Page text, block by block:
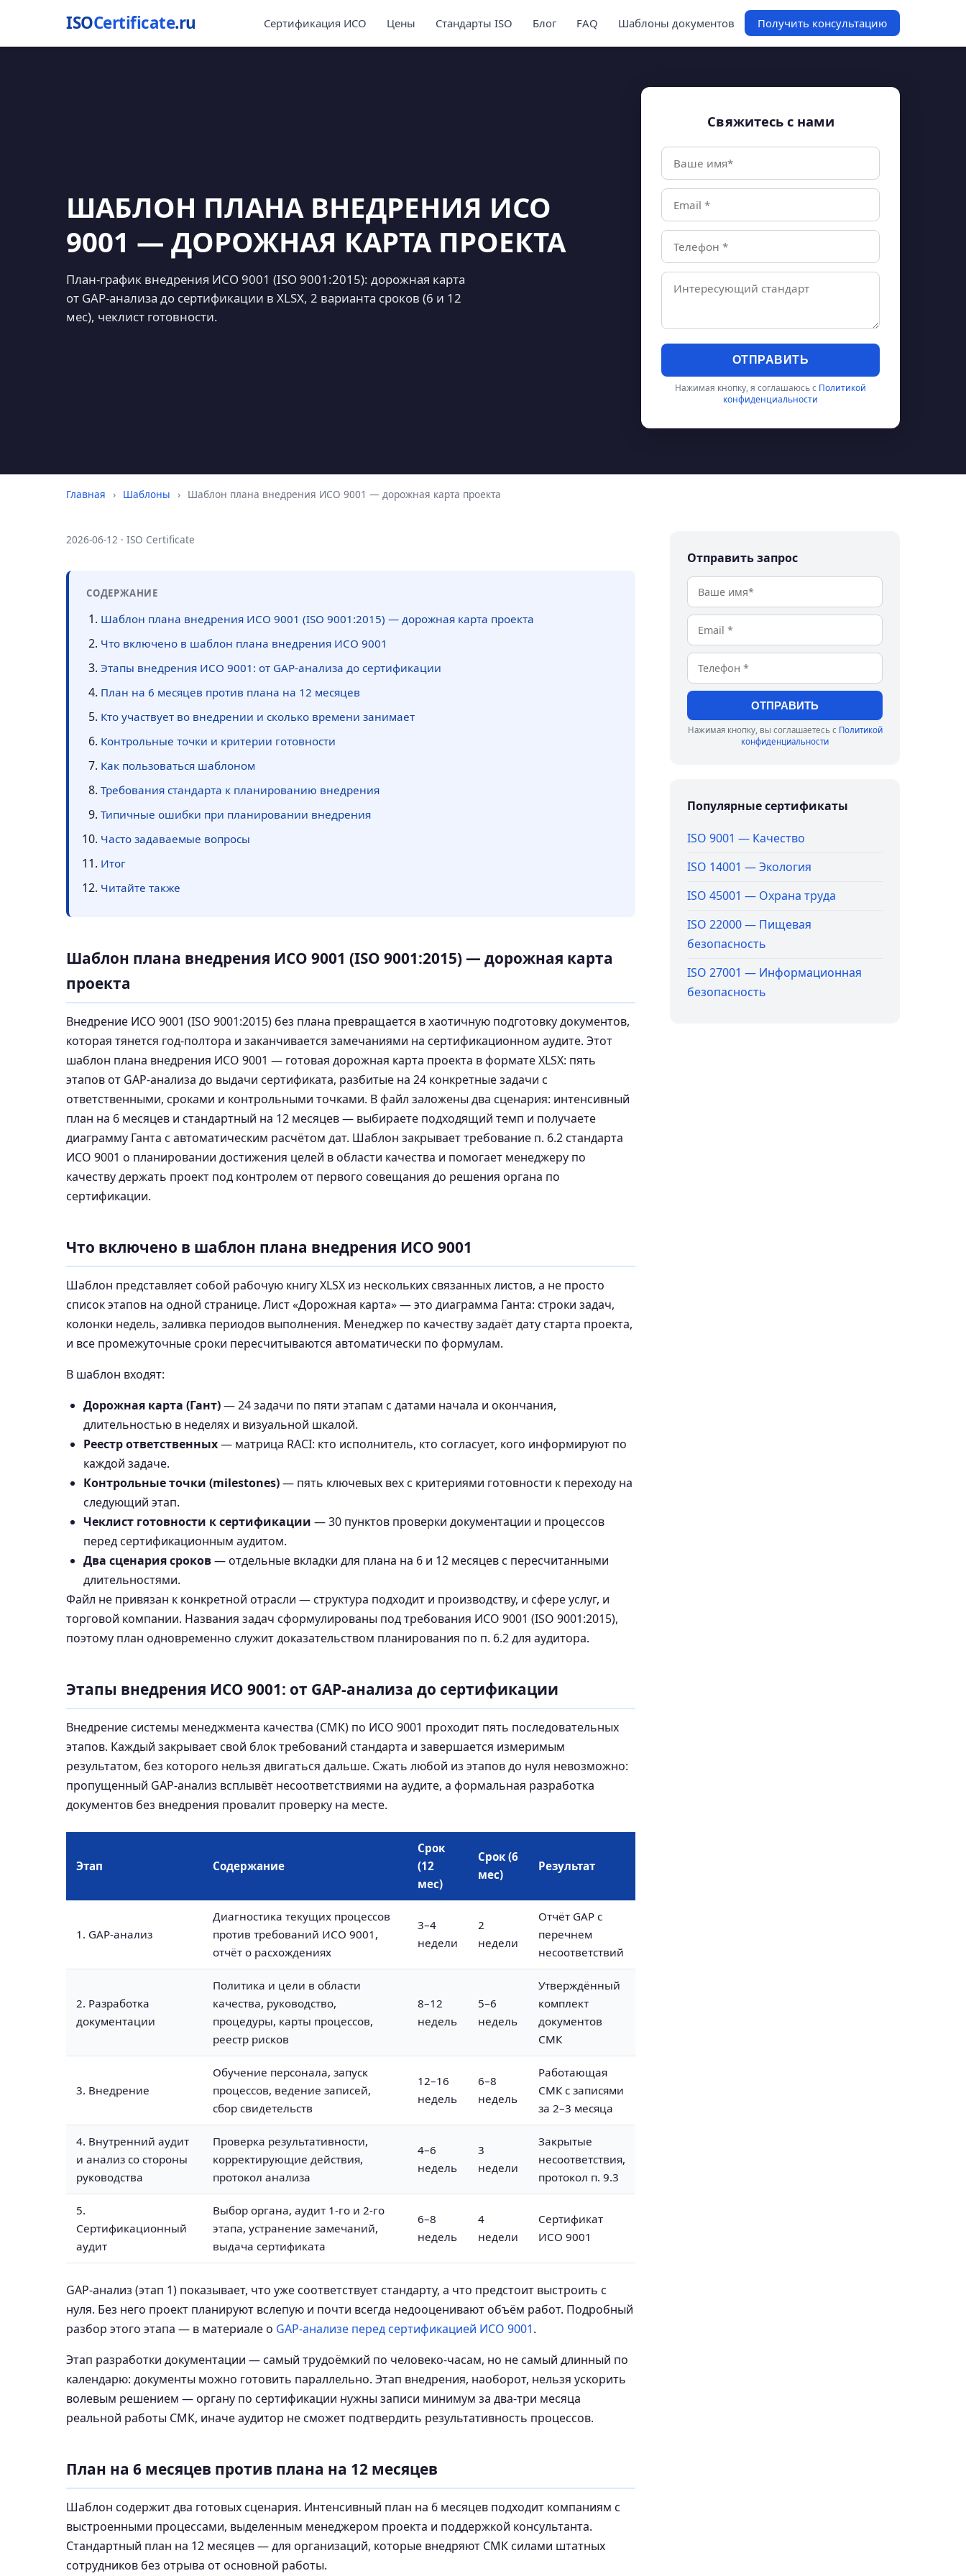
ISOCertificate.ru Сертификация ИСО Цены Стандарты ISO Блог FAQ Шаблоны документов Получить консультацию
ШАБЛОН ПЛАНА ВНЕДРЕНИЯ ИСО
9001 — ДОРОЖНАЯ КАРТА ПРОЕКТА
План-график внедрения ИСО 9001 (ISO 9001:2015): дорожная карта
от GAP-анализа до сертификации в XLSX, 2 варианта сроков (6 и 12
мес), чеклист готовности.
Свяжитесь с нами
ОТПРАВИТЬ
Нажимая кнопку, я соглашаюсь с Политикой
конфиденциальности
Главная › Шаблоны › Шаблон плана внедрения ИСО 9001 — дорожная карта проекта
2026-06-12 · ISO Certificate
СОДЕРЖАНИЕ
Шаблон плана внедрения ИСО 9001 (ISO 9001:2015) — дорожная карта проекта
Что включено в шаблон плана внедрения ИСО 9001
Этапы внедрения ИСО 9001: от GAP-анализа до сертификации
План на 6 месяцев против плана на 12 месяцев
Кто участвует во внедрении и сколько времени занимает
Контрольные точки и критерии готовности
Как пользоваться шаблоном
Требования стандарта к планированию внедрения
Типичные ошибки при планировании внедрения
Часто задаваемые вопросы
Итог
Читайте также
Шаблон плана внедрения ИСО 9001 (ISO 9001:2015) — дорожная карта
проекта
Внедрение ИСО 9001 (ISO 9001:2015) без плана превращается в хаотичную подготовку документов,
которая тянется год-полтора и заканчивается замечаниями на сертификационном аудите. Этот
шаблон плана внедрения ИСО 9001 — готовая дорожная карта проекта в формате XLSX: пять
этапов от GAP-анализа до выдачи сертификата, разбитые на 24 конкретные задачи с
ответственными, сроками и контрольными точками. В файл заложены два сценария: интенсивный
план на 6 месяцев и стандартный на 12 месяцев — выбираете подходящий темп и получаете
диаграмму Ганта с автоматическим расчётом дат. Шаблон закрывает требование п. 6.2 стандарта
ИСО 9001 о планировании достижения целей в области качества и помогает менеджеру по
качеству держать проект под контролем от первого совещания до решения органа по
сертификации.
Что включено в шаблон плана внедрения ИСО 9001
Шаблон представляет собой рабочую книгу XLSX из нескольких связанных листов, а не просто
список этапов на одной странице. Лист «Дорожная карта» — это диаграмма Ганта: строки задач,
колонки недель, заливка периодов выполнения. Менеджер по качеству задаёт дату старта проекта,
и все промежуточные сроки пересчитываются автоматически по формулам.
В шаблон входят:
Дорожная карта (Гант)— 24 задачи по пяти этапам с датами начала и окончания,
длительностью в неделях и визуальной шкалой.
Реестр ответственных— матрица RACI: кто исполнитель, кто согласует, кого информируют по
каждой задаче.
Контрольные точки (milestones)— пять ключевых вех с критериями готовности к переходу на
следующий этап.
Чеклист готовности к сертификации — 30 пунктов проверки документации и процессов
перед сертификационным аудитом.
Два сценария сроков— отдельные вкладки для плана на 6 и 12 месяцев с пересчитанными
длительностями.
Файл не привязан к конкретной отрасли — структура подходит и производству, и сфере услуг, и
торговой компании. Названия задач сформулированы под требования ИСО 9001 (ISO 9001:2015),
поэтому план одновременно служит доказательством планирования по п. 6.2 для аудитора.
Этапы внедрения ИСО 9001: от GAP-анализа до сертификации
Внедрение системы менеджмента качества (СМК) по ИСО 9001 проходит пять последовательных
этапов. Каждый закрывает свой блок требований стандарта и завершается измеримым
результатом, без которого нельзя двигаться дальше. Сжать любой из этапов до нуля невозможно:
пропущенный GAP-анализ всплывёт несоответствиями на аудите, а формальная разработка
документов без внедрения провалит проверку на месте.
Этап Содержание
Срок
(12
мес)
Срок (6
мес)
Результат
1. GAP-анализ
Диагностика текущих процессов
против требований ИСО 9001,
отчёт о расхождениях
3–4
недели
2
недели
Отчёт GAP с
перечнем
несоответствий
2. Разработка
документации
Политика и цели в области
качества, руководство,
процедуры, карты процессов,
реестр рисков
8–12
недель
5–6
недель
Утверждённый
комплект
документов
СМК
3. Внедрение
Обучение персонала, запуск
процессов, ведение записей,
сбор свидетельств
12–16
недель
6–8
недель
Работающая
СМК с записями
за 2–3 месяца
4. Внутренний аудит
и анализ со стороны
руководства
Проверка результативности,
корректирующие действия,
протокол анализа
4–6
недель
3
недели
Закрытые
несоответствия,
протокол п. 9.3
5.
Сертификационный
аудит
Выбор органа, аудит 1-го и 2-го
этапа, устранение замечаний,
выдача сертификата
6–8
недель
4
недели
Сертификат
ИСО 9001
GAP-анализ (этап 1) показывает, что уже соответствует стандарту, а что предстоит выстроить с
нуля. Без него проект планируют вслепую и почти всегда недооценивают объём работ. Подробный
разбор этого этапа — в материале о GAP-анализе перед сертификацией ИСО 9001.
Этап разработки документации — самый трудоёмкий по человеко-часам, но не самый длинный по
календарю: документы можно готовить параллельно. Этап внедрения, наоборот, нельзя ускорить
волевым решением — органу по сертификации нужны записи минимум за два-три месяца
реальной работы СМК, иначе аудитор не сможет подтвердить результативность процессов.
План на 6 месяцев против плана на 12 месяцев
Шаблон содержит два готовых сценария. Интенсивный план на 6 месяцев подходит компаниям с
выстроенными процессами, выделенным менеджером проекта и поддержкой консультанта.
Стандартный план на 12 месяцев — для организаций, которые внедряют СМК силами штатных
сотрудников без отрыва от основной работы.
Отправить запрос
ОТПРАВИТЬ
Нажимая кнопку, вы соглашаетесь с Политикой
конфиденциальности
Популярные сертификаты
ISO 9001 — Качество
ISO 14001 — Экология
ISO 45001 — Охрана труда
ISO 22000 — Пищевая
безопасность
ISO 27001 — Информационная
безопасность